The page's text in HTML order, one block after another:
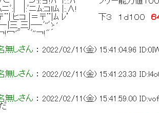
ﾞニﾑ:コllﾑ |:.∧!
コ |＝〒¨|ﾑ ﾚ’ 下３ １ｄ１００
三|─‐ﾞ''ﾞゝ'
｀ﾞ''￢!"´
無しさん ：2022/02/11(金) 15:41:04.96
無しさん ：2022/02/11(金) 15:41:23.33
無しさん ：2022/02/11(金) 15:41:59.00